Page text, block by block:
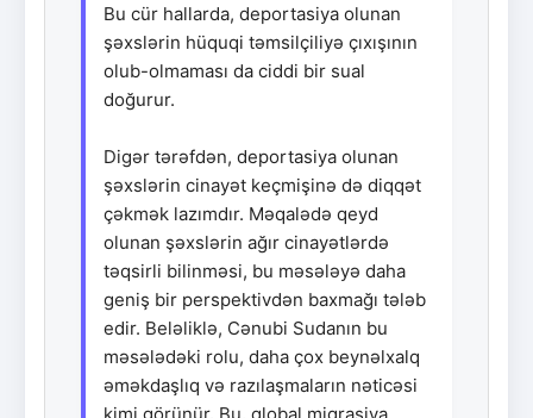
Bu cür hallarda, deportasiya olunan
şəxslərin hüquqi təmsilçiliyə çıxışının
olub-olmaması da ciddi bir sual
doğurur.
Digər tərəfdən, deportasiya olunan
şəxslərin cinayət keçmişinə də diqqət
çəkmək lazımdır. Məqalədə qeyd
olunan şəxslərin ağır cinayətlərdə
təqsirli bilinməsi, bu məsələyə daha
geniş bir perspektivdən baxmağı tələb
edir. Beləliklə, Cənubi Sudanın bu
məsələdəki rolu, daha çox beynəlxalq
əməkdaşlıq və razılaşmaların nəticəsi